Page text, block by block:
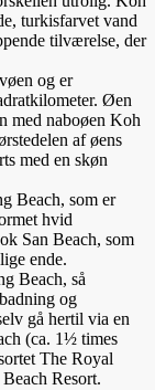
turkisfarvet vand
tilværelse, der
og er
Øen
med naboøen Koh
af øens
med en skøn
Beach, som er
hvid
San Beach, som
ende.
Beach, så
og
gå hertil via en
(ca. 1½ times
The Royal
Resort.